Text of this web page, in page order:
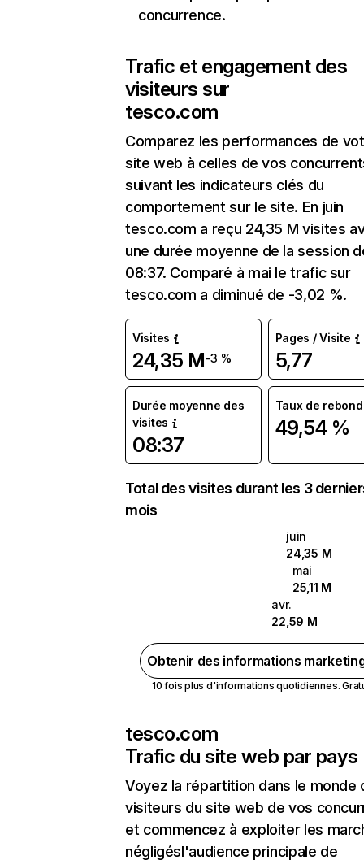
concurrence.
Trafic et engagement des
visiteurs sur
tesco.com
Comparez les performances de
site web à celles de vos
suivant les indicateurs clés du
comportement sur le site. En juin
tesco.com a reçu 24,35 M visites
une durée moyenne de la session
08:37. Comparé à mai le trafic sur
tesco.com a diminué de -3,02 %.
Visites
24,35 M-3 %
Pages / Visite
5,77
Durée moyenne des
visites
08:37
Taux de rebond
49,54 %
Total des visites durant les 3
mois
juin
24,35 M
mai
25,11 M
avr.
22,59 M
Obtenir des informations
10 fois plus d'informations quotidiennes.
tesco.com
Trafic du site web par pays
Voyez la répartition dans le monde
visiteurs du site web de vos
et commencez à exploiter les
négligésl'audience principale de